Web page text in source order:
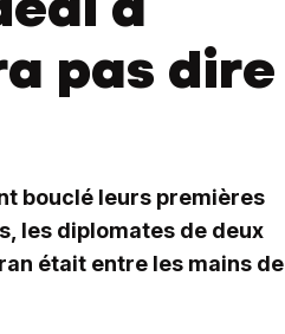
pas dire
bouclé leurs premières
les diplomates de deux
était entre les mains de